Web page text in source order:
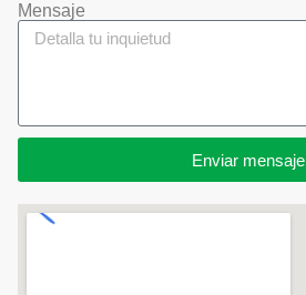
Mensaje
Enviar mensaje